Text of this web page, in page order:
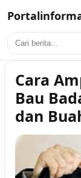
Cara
Bau
dan